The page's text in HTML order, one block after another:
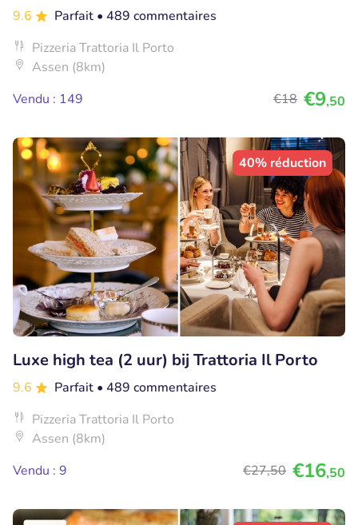
9.6 Parfait • 489 commentaires
Pizzeria Trattoria Il Porto
Assen (8km)
Vendu : 149
€18 €9,50
40% réduction
Luxe high tea (2 uur) bij Trattoria Il Porto
9.6 Parfait • 489 commentaires
Pizzeria Trattoria Il Porto
Assen (8km)
Vendu : 9
€27,50 €16,50